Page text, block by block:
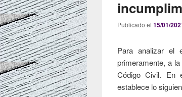
Publicado el 15/01/
Para analizar el
primeramente, a
Código Civil. En
establece lo